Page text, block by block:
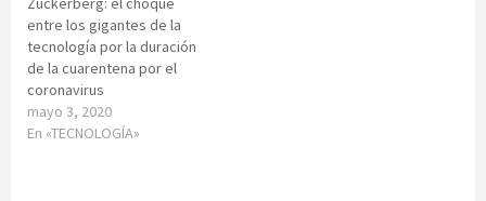
entre los gigantes de la
tecnología por la duración
de la cuarentena por el
coronavirus
mayo 3, 2020
En «TECNOLOGÍA»